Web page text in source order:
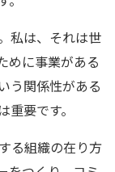
私は、それは世
めに事業がある
う関係性がある
要です。
る組織の在り方